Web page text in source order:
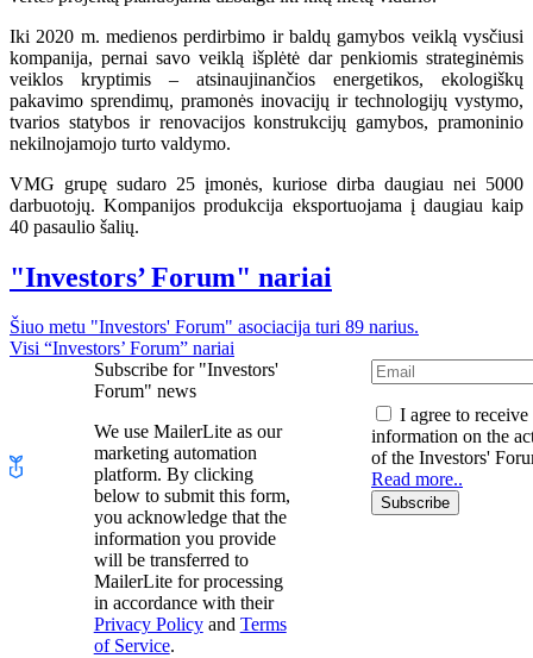
Iki 2020 m. medienos perdirbimo ir baldų gamybos veiklą vysčiusi
kompanija, pernai savo veiklą išplėtė dar penkiomis strateginėmis
veiklos kryptimis – atsinaujinančios energetikos, ekologiškų
pakavimo sprendimų, pramonės inovacijų ir technologijų vystymo,
tvarios statybos ir renovacijos konstrukcijų gamybos, pramoninio
nekilnojamojo turto valdymo.
VMG grupę sudaro 25 įmonės, kuriose dirba daugiau nei 5000
darbuotojų. Kompanijos produkcija eksportuojama į daugiau kaip
40 pasaulio šalių.
"Investors’ Forum" nariai
Šiuo metu "Investors' Forum" asociacija turi 89 narius.
Visi “Investors’ Forum” nariai
Subscribe for "Investors'
Forum" news
We use MailerLite as our
marketing automation
platform. By clicking
below to submit this form,
you acknowledge that the
information you provide
will be transferred to
MailerLite for processing
in accordance with their
Privacy Policyand Terms
of Service.
I agree to receive
information on the
of the Investors'
Read more..
Subscribe